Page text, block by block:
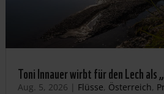
Toni Innauer wirbt für den Lech als
Aug. 5, 2026 | Flüsse, Österreich,